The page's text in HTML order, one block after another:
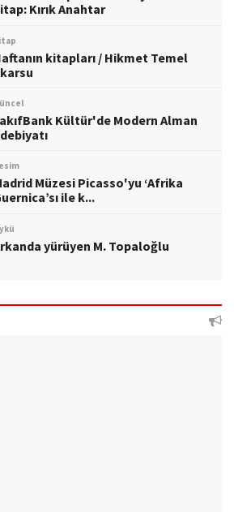
Kırık Anahtar
kitapları / Hikmet Temel
Kültür'de Modern Alman
Müzesi Picasso'yu ‘Afrika
ile k...
yürüyen M. Topaloğlu